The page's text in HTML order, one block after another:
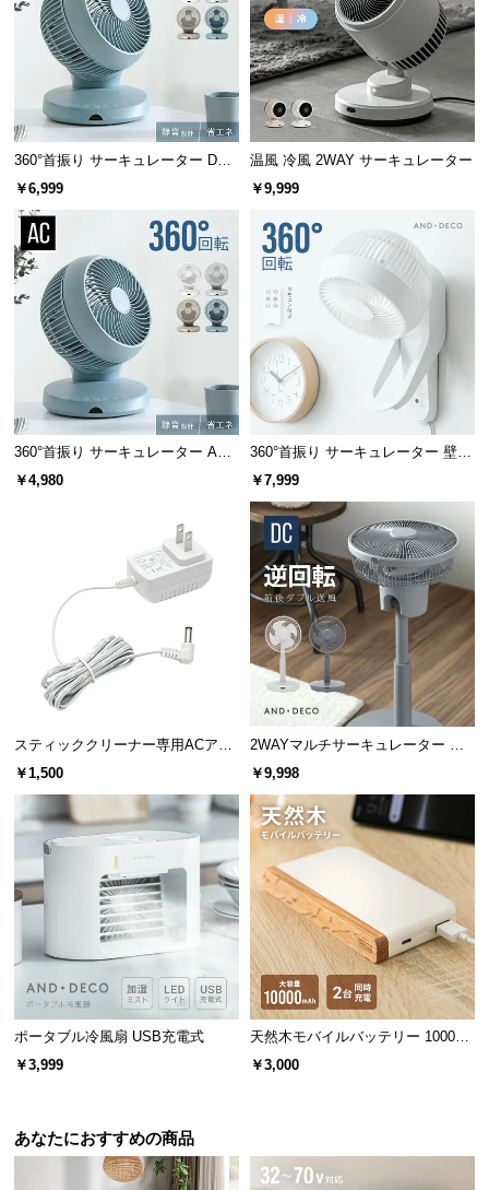
企
情
報
360°首振り サーキュレーター DC
モーター マイナスイオン搭載 プレ
ミアムタイプ
￥6,999
温風 冷風 2WAY サーキュレーター
￥9,999
360°首振り サーキュレーター AC
モータータイプ
￥4,980
360°首振り サーキュレーター 壁掛
け式タイプ
￥7,999
スティッククリーナー専用ACアダ
プター
￥1,500
2WAYマルチサーキュレーター 前
後ダブル送風
￥9,998
ポータブル冷風扇 USB充電式
￥3,999
天然木モバイルバッテリー 10000m
Ah USB-C/USB-A 2台同時充電対応
￥3,000
あなたにおすすめの商品